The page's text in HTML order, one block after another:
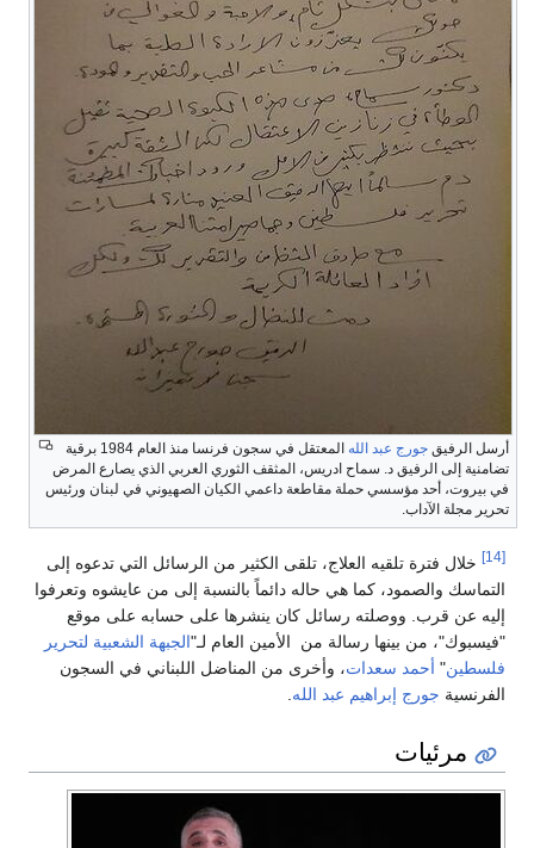
أرسل الرفيق جورج عبد الله
المعتقل في سجون فرنسا منذ العام 1984 برقية
تضامنية إلى الرفيق د. سماح ادريس، المثقف الثوري العربي الذي يصارع المرض
في بيروت، أحد مؤسسي حملة مقاطعة داعمي الكيان الصهيوني في لبنان ورئيس
تحرير مجلة الآداب.
[14]
خلال فترة تلقيه العلاج، تلقى الكثير من الرسائل التي تدعوه إلى
التماسك والصمود، كما هي حاله دائماً بالنسبة إلى من عايشوه وتعرفوا
إليه عن قرب. ووصلته رسائل كان ينشرها على حسابه على موقع
"فيسبوك"، من بينها رسالة من الأمين العام لـ"الجبهة الشعبية لتحرير
فلسطين" أحمد سعدات، وأخرى من المناضل اللبناني في السجون
الفرنسية جورج إبراهيم عبد الله
مرئيات